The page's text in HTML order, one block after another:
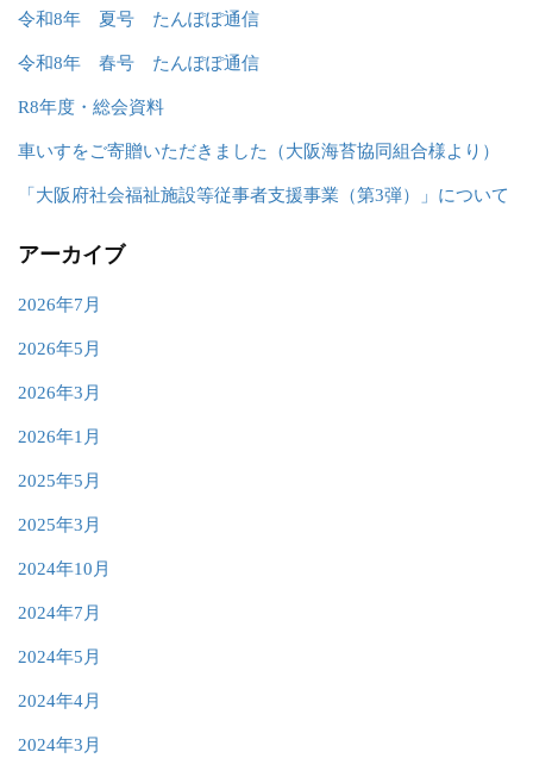
令和8年 夏号 たんぽぽ通信
令和8年 春号 たんぽぽ通信
R8年度・総会資料
車いすをご寄贈いただきました（大阪海苔協同組合様より）
「大阪府社会福祉施設等従事者支援事業（第3弾）」について
アーカイブ
2026年7月
2026年5月
2026年3月
2026年1月
2025年5月
2025年3月
2024年10月
2024年7月
2024年5月
2024年4月
2024年3月